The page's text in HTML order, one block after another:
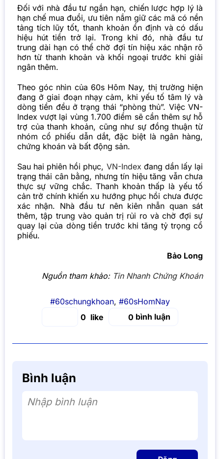
Đối với nhà đầu tư ngắn hạn, chiến lược hợp lý là
hạn chế mua đuổi, ưu tiên nắm giữ các mã có nền
tảng tích lũy tốt, thanh khoản ổn định và có dấu
hiệu hút tiền trở lại. Trong khi đó, nhà đầu tư
trung dài hạn có thể chờ đợi tín hiệu xác nhận rõ
hơn từ thanh khoản và khối ngoại trước khi giải
ngân thêm.
Theo góc nhìn của 60s Hôm Nay, thị trường hiện
đang ở giai đoạn nhạy cảm, khi yếu tố tâm lý và
dòng tiền đều ở trạng thái “phòng thủ”. Việc VN-
Index vượt lại vùng 1.700 điểm sẽ cần thêm sự hỗ
trợ của thanh khoản, cũng như sự đồng thuận từ
nhóm cổ phiếu dẫn dắt, đặc biệt là ngân hàng,
chứng khoán và bất động sản.
Sau hai phiên hồi phục, VN-Index đang dần lấy lại
trạng thái cân bằng, nhưng tín hiệu tăng vẫn chưa
thực sự vững chắc. Thanh khoản thấp là yếu tố
cản trở chính khiến xu hướng phục hồi chưa được
xác nhận. Nhà đầu tư nên kiên nhẫn quan sát
thêm, tập trung vào quản trị rủi ro và chờ đợi sự
quay lại của dòng tiền trước khi tăng tỷ trọng cổ
phiếu.
Bảo Long
Nguồn tham khảo: Tin Nhanh Chứng Khoán
#60schungkhoan, #60sHomNay
0
0 bình luận
Bình luận
Nhập bình luận